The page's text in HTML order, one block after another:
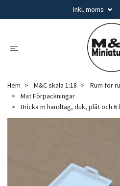
Inkl. moms
Hem M&C skala 1:18 Rum för
Mat Förpackningar
Bricka m handtag, duk, plåt och 6